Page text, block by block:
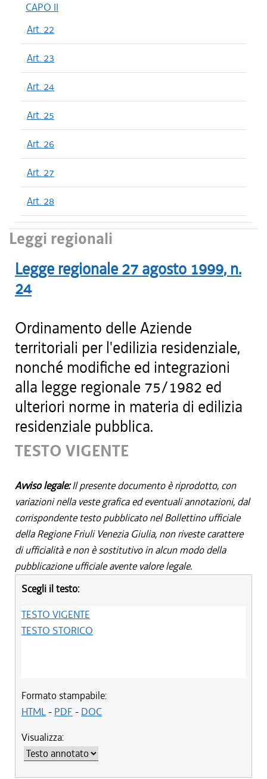
CAPO II
Art. 22
Art. 23
Art. 24
Art. 25
Art. 26
Art. 27
Art. 28
Leggi regionali
Legge regionale 27 agosto 1999, n.
24
Ordinamento delle Aziende
territoriali per l'edilizia residenziale,
nonché modifiche ed integrazioni
alla legge regionale 75/1982 ed
ulteriori norme in materia di edilizia
residenziale pubblica.
TESTO VIGENTE
Avviso legale:Il presente documento è riprodotto, con
variazioni nella veste grafica ed eventuali annotazioni, dal
corrispondente testo pubblicato nel Bollettino ufficiale
della Regione Friuli Venezia Giulia, non riveste carattere
di ufficialità e non è sostitutivo in alcun modo della
pubblicazione ufficiale avente valore legale.
Scegli il testo:
TESTO VIGENTE
TESTO STORICO
Formato stampabile:
HTML- PDF - DOC
Visualizza: